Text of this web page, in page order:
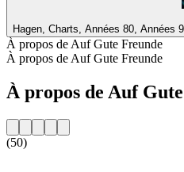
Hagen, Charts, Années 80, Années
À propos de Auf Gute Freunde
À propos de Auf Gute Freunde
À propos de Auf
(50)